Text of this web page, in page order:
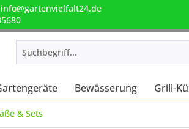
info@gartenvielfalt24.de
Bewässerung Grill-
& Sets